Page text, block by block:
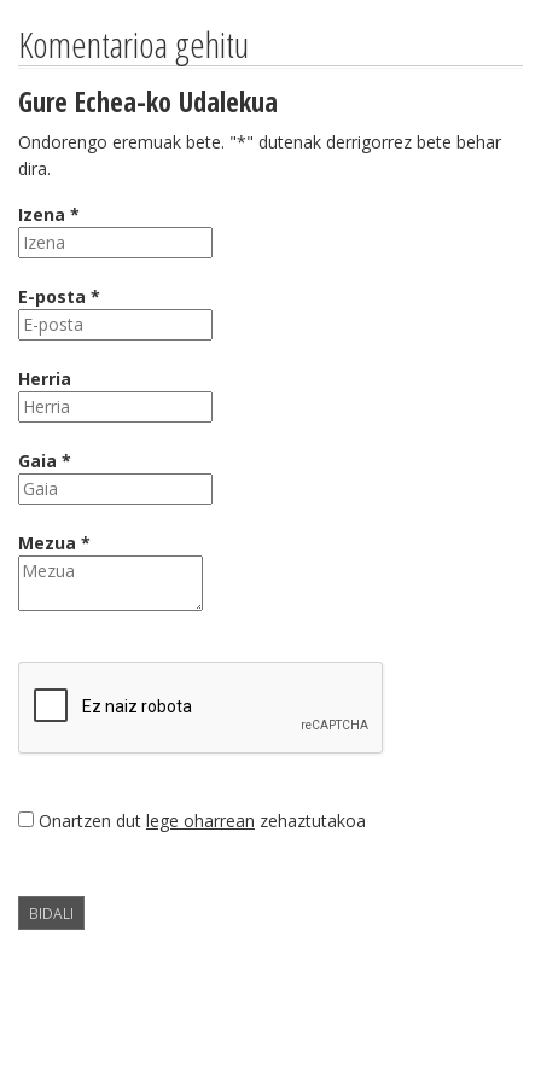
Komentarioa gehitu
Gure Echea-ko Udalekua
Ondorengo eremuak bete. "*" dutenak derrigorrez bete behar
dira.
Izena *
E-posta *
Herria
Gaia *
Mezua *
Onartzen dut lege oharrean zehaztutakoa
BIDALI